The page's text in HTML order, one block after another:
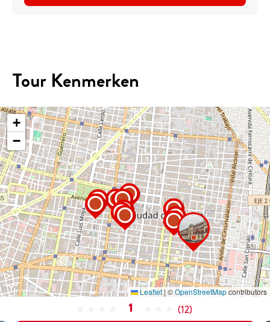
Tour Kenmerken
+
−
Leaflet |©OpenStreetMapcontributors
1 (12)